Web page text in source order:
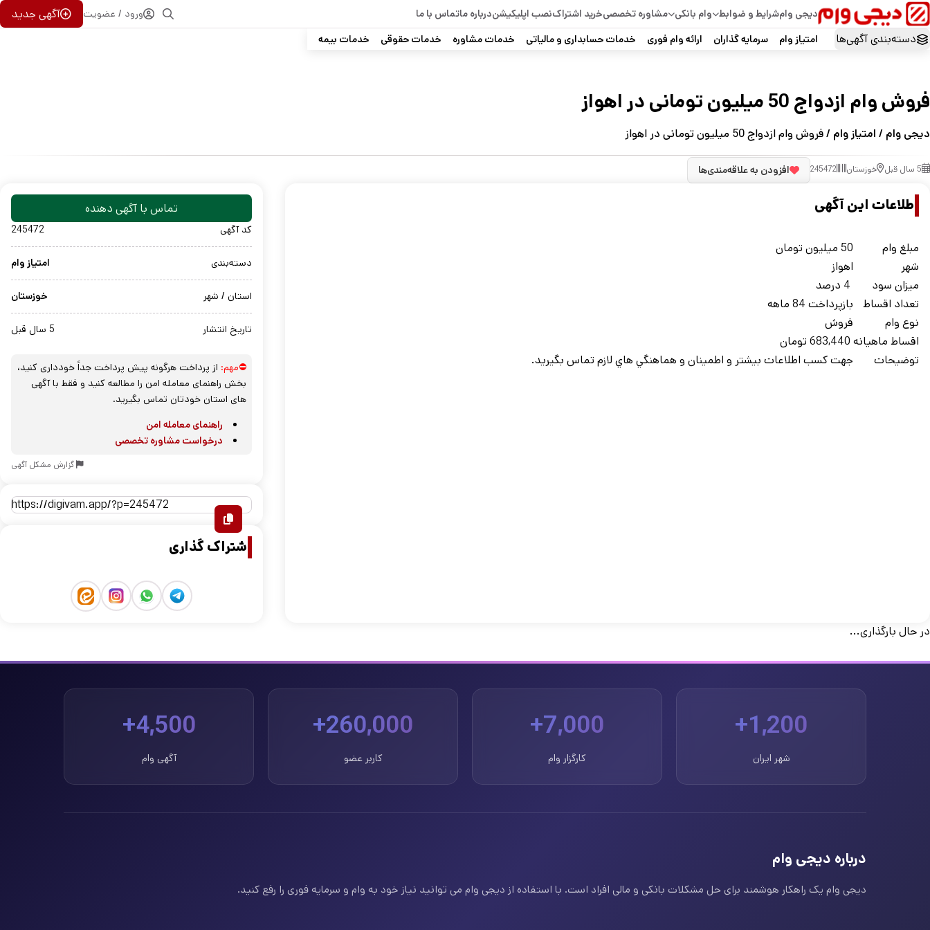
دیجی وامشرایط و ضوابط وام بانکی مشاوره تخصصیخرید اشتراکنصب اپلیکیشندرباره ماتماس با ما ورود / عضویت
آگهی جدید
دسته‌بندی آگهی‌ها
امتیاز وام سرمایه گذاران ارائه وام فوری خدمات حسابداری و مالیاتی خدمات مشاوره خدمات حقوقی خدمات بیمه
فروش وام ازدواج 50 میلیون تومانی در اهواز
دیجی وام / امتیاز وام / فروش وام ازدواج 50 میلیون تومانی در اهواز
5 سال قبل خوزستان 245472 افزودن به علاقه‌مندی‌ها
اطلاعات این آگهی
مبلغ وام
50 میلیون تومان
شهر
اهواز
ميزان سود
تعداد اقساط
بازپرداخت 84 ماهه
نوع وام
فروش
اقساط ماهيانه
توضيحات
جهت کسب اطلاعات بيشتر و اطمينان و هماهنگي هاي لازم تماس بگيريد.
تماس با آگهی دهنده
کد آگهی 245472
دسته‌بندی امتیاز وام
استان / شهر خوزستان
تاریخ انتشار 5 سال قبل
⛔مهم: از پرداخت هرگونه پیش پرداخت جداً خودداری کنید،
بخش راهنمای معامله امن را مطالعه کنید و فقط با آگهی
های استان خودتان تماس بگیرید.
راهنمای معامله امن
درخواست مشاوره تخصصی
گزارش مشکل آگهی
اشتراک گذاری
در حال بارگذاری...
1,200+
شهر ایران
7,000+
کارگزار وام
260,000+
کاربر عضو
4,500+
آگهی وام
درباره دیجی وام
دیجی وام یک راهکار هوشمند برای حل مشکلات بانکی و مالی افراد است. با استفاده از دیجی وام می توانید نیاز خود به وام و سرمایه فوری را رفع کنید.